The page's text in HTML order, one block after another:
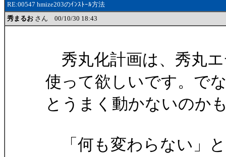
RE:00547 hmize203のｲﾝｽﾄｰﾙ方法
秀まるお さん 00/10/30 18:43
秀丸化計画は、秀丸
使って欲しいです。で
とうまく動かないのか
「何も変わらない」